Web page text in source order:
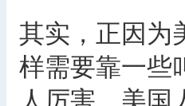
其实，正因为
样需要靠一些
人厉害。美